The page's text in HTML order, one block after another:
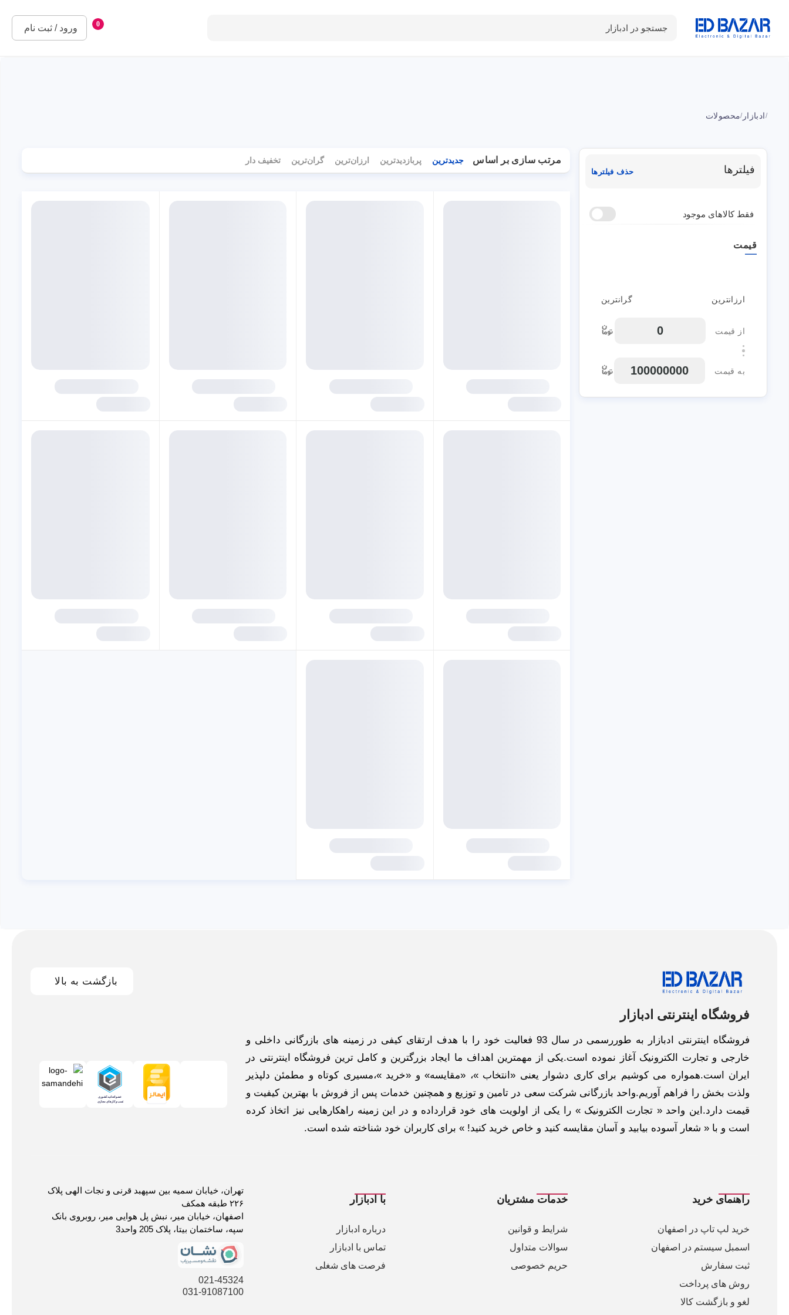
جستجو در ادبازار 0
ورود / ثبت نام
دسته بندی محصولات
/ادبازار /محصولات
فیلترها حذف فیلترها
فقط کالاهای موجود
قیمت
ارزانترین گرانترین
از قیمت
به قیمت
مرتب سازی بر اساس جدیدترین پربازدیدترین ارزان‌ترین گران‌ترین تخفیف دار
بازگشت به بالا
فروشگاه اینترنتی ادبازار
فروشگاه اینترنتی ادبازار به طوررسمی در سال 93 فعالیت خود را با هدف ارتقای کیفی در زمینه های بازرگانی داخلی و
خارجی و تجارت الکترونیک آغاز نموده است.یکی از مهمترین اهداف ما ایجاد بزرگترین و کامل ترین فروشگاه اینترنتی در
ایران است.همواره می کوشیم برای کاری دشوار یعنی «انتخاب »، «مقایسه» و «خرید »،مسیری کوتاه و مطمئن دلپذیر
ولذت بخش را فراهم آوریم.واحد بازرگانی شرکت سعی در تامین و توزیع و همچنین خدمات پس از فروش با بهترین کیفیت و
قیمت دارد.این واحد « تجارت الکترونیک » را یکی از اولویت های خود قرارداده و در این زمینه راهکارهایی نیز اتخاذ کرده
است و با « شعار آسوده بیابید و آسان مقایسه کنید و خاص خرید کنید! » برای کاربران خود شناخته شده است.
راهنمای خرید
خرید لپ تاپ در اصفهان
اسمبل سیستم در اصفهان
ثبت سفارش
روش های پرداخت
لغو و بازگشت کالا
خدمات مشتریان
شرایط و قوانین
سوالات متداول
حریم خصوصی
با ادبازار
درباره ادبازار
تماس با ادبازار
فرصت های شغلی
تهران، خیابان سمیه بین سپهبد قرنی و نجات الهی پلاک
۲۲۶ طبقه همکف
اصفهان، خیابان میر، نبش پل هوایی میر، روبروی بانک
سپه، ساختمان بیتا، پلاک 205 واحد3
021-45324
031-91087100